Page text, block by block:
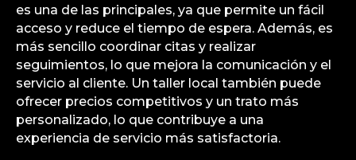
es una de las principales, ya que permite un fácil
acceso y reduce el tiempo de espera. Además, es
más sencillo coordinar citas y realizar
seguimientos, lo que mejora la comunicación y el
servicio al cliente. Un taller local también puede
ofrecer precios competitivos y un trato más
personalizado, lo que contribuye a una
experiencia de servicio más satisfactoria.